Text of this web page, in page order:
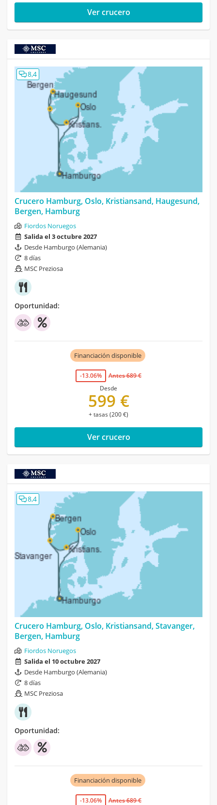
Ver crucero
8,4
Crucero Hamburg, Oslo, Kristiansand, Haugesund,
Bergen, Hamburg
Fiordos Noruegos
Salida el 3 octubre 2027
Desde Hamburgo (Alemania)
8 días
MSC Preziosa
Oportunidad:
Financiación disponible
-13.06%
Antes 689 €
Desde
599 €
+ tasas (200 €)
Ver crucero
8,4
Crucero Hamburg, Oslo, Kristiansand, Stavanger,
Bergen, Hamburg
Fiordos Noruegos
Salida el 10 octubre 2027
Desde Hamburgo (Alemania)
8 días
MSC Preziosa
Oportunidad:
Financiación disponible
-13.06%
Antes 689 €